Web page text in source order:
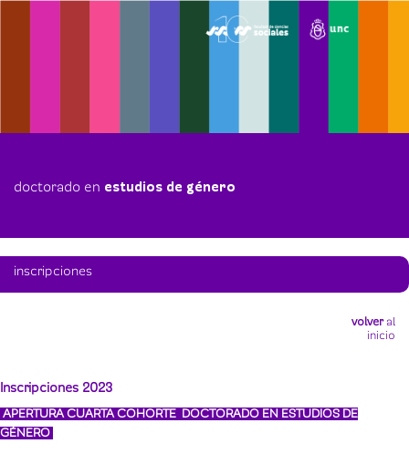
estudios de género
inscripciones
volver al
inicio
Inscripciones 2023
APERTURA CUARTA COHORTE DOCTORADO EN ESTUDIOS DE
GÉNERO